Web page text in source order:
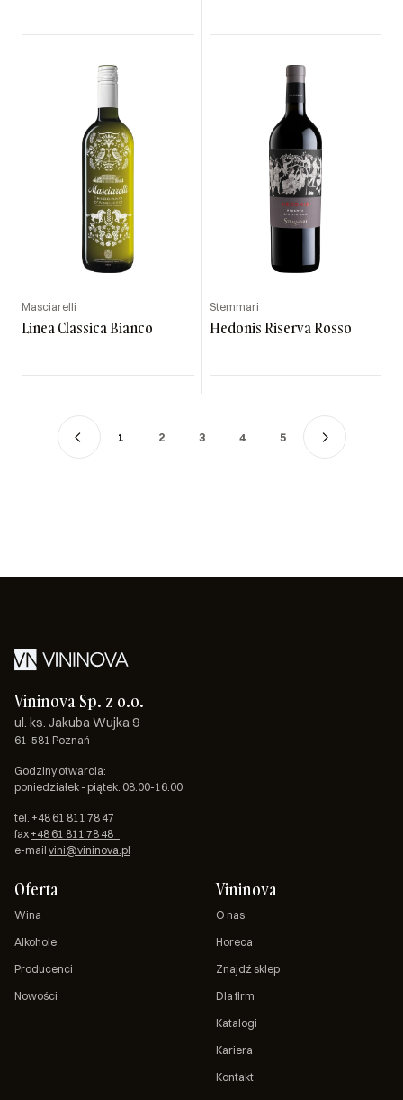
Masciarelli
Linea Classica Bianco
Stemmari
Hedonis Riserva Rosso
1 2 3 4 5
Vininova Sp. z o.o.
ul. ks. Jakuba Wujka 9
61-581 Poznań
Godziny otwarcia:
poniedziałek - piątek: 08.00-16.00
tel. +48 61 811 78 47
fax +48 61 811 78 48
e-mail vini@vininova.pl
Oferta
Wina
Alkohole
Producenci
Nowości
Vininova
O nas
Horeca
Znajdź sklep
Dla firm
Katalogi
Kariera
Kontakt